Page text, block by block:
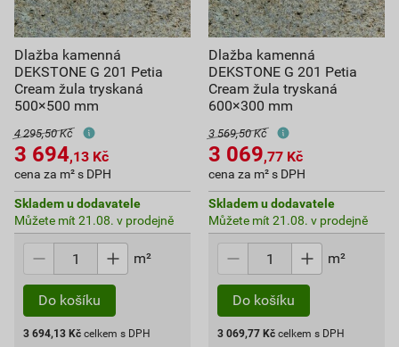
Dlažba kamenná
DEKSTONE G 201 Petia
Cream žula tryskaná
500×500 mm
4 295,50 Kč
3 694,13 Kč
cena za m² s DPH
Skladem u dodavatele
Můžete mít 21.08. v prodejně
m²
Do košíku
3 694,13 Kč celkem s DPH
Dlažba kamenná
DEKSTONE G 201 Petia
Cream žula tryskaná
600×300 mm
3 569,50 Kč
3 069,77 Kč
cena za m² s DPH
Skladem u dodavatele
Můžete mít 21.08. v prodejně
m²
Do košíku
3 069,77 Kč celkem s DPH